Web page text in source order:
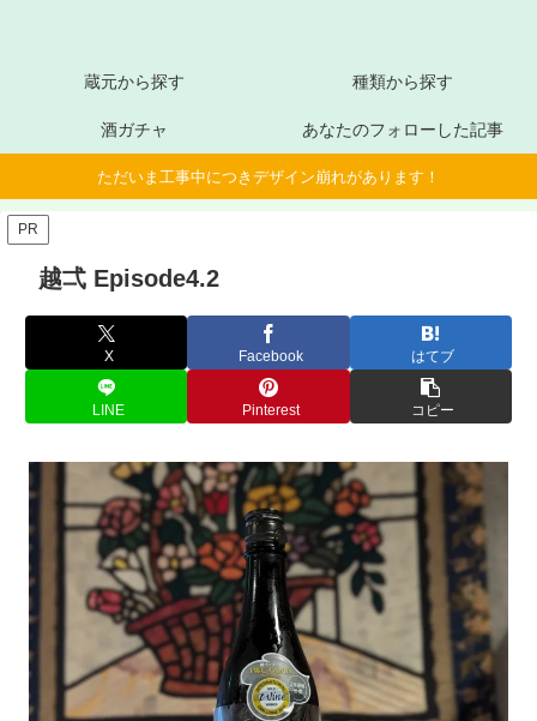
蔵元から探す 種類から探す
酒ガチャ あなたのフォローした記事
ただいま工事中につきデザイン崩れがあります！
PR
越弌 Episode4.2
X Facebook はてブ
LINE Pinterest コピー